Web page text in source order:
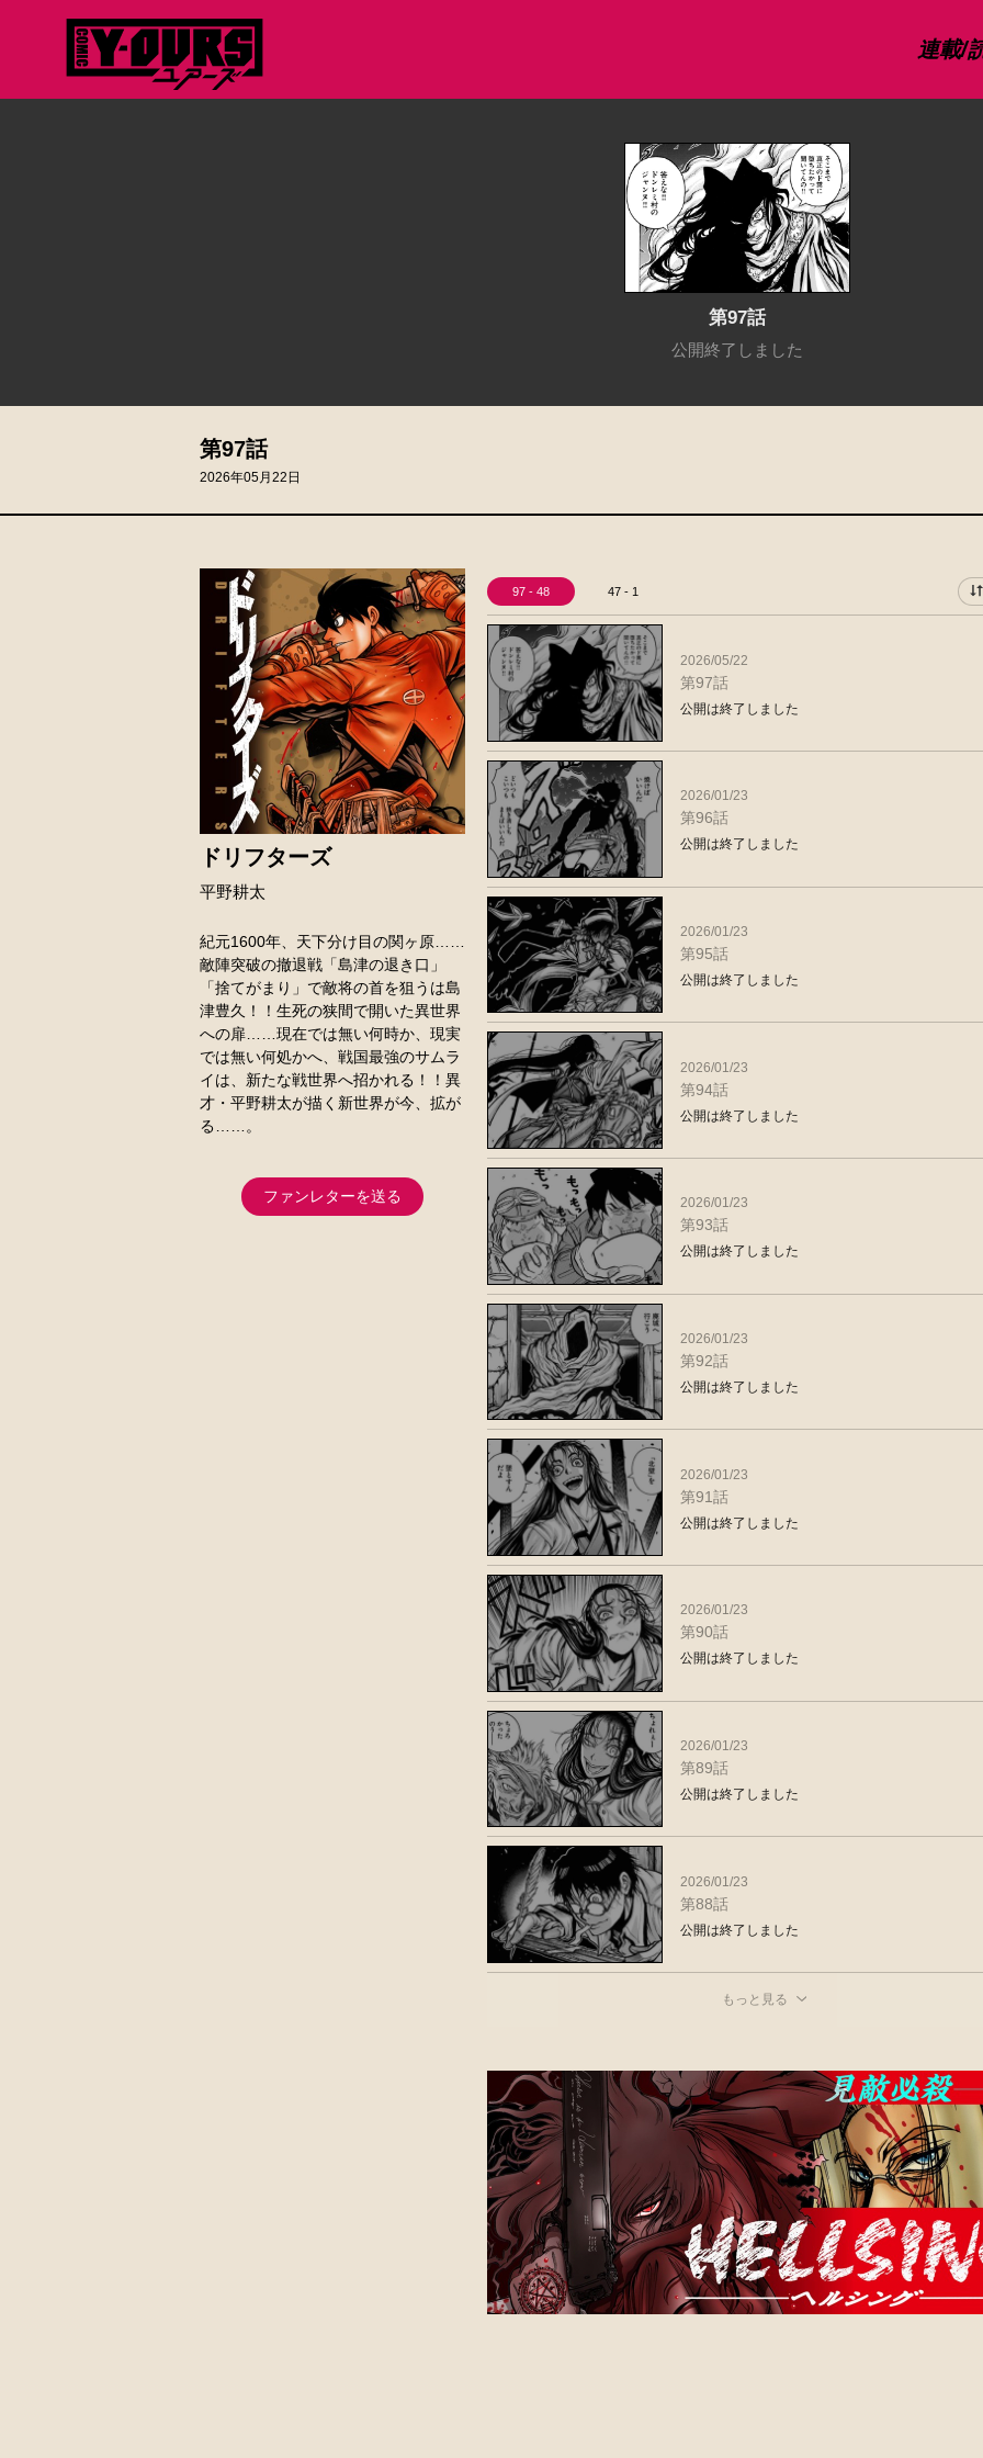
連載/
第97話
公開終了しました
第97話
2026年05月22日
ドリフターズ
平野耕太
紀元1600年、天下分け目の関ヶ原……
敵陣突破の撤退戦「島津の退き口」
「捨てがまり」で敵将の首を狙うは島
津豊久！！生死の狭間で開いた異世界
への扉……現在では無い何時か、現実
では無い何処かへ、戦国最強のサムラ
イは、新たな戦世界へ招かれる！！異
才・平野耕太が描く新世界が今、拡が
る……。
ファンレターを送る
97 - 48 47 - 1
2026/05/22
第97話
公開は終了しました
2026/01/23
第96話
公開は終了しました
2026/01/23
第95話
公開は終了しました
2026/01/23
第94話
公開は終了しました
2026/01/23
第93話
公開は終了しました
2026/01/23
第92話
公開は終了しました
2026/01/23
第91話
公開は終了しました
2026/01/23
第90話
公開は終了しました
2026/01/23
第89話
公開は終了しました
2026/01/23
第88話
公開は終了しました
もっと見る